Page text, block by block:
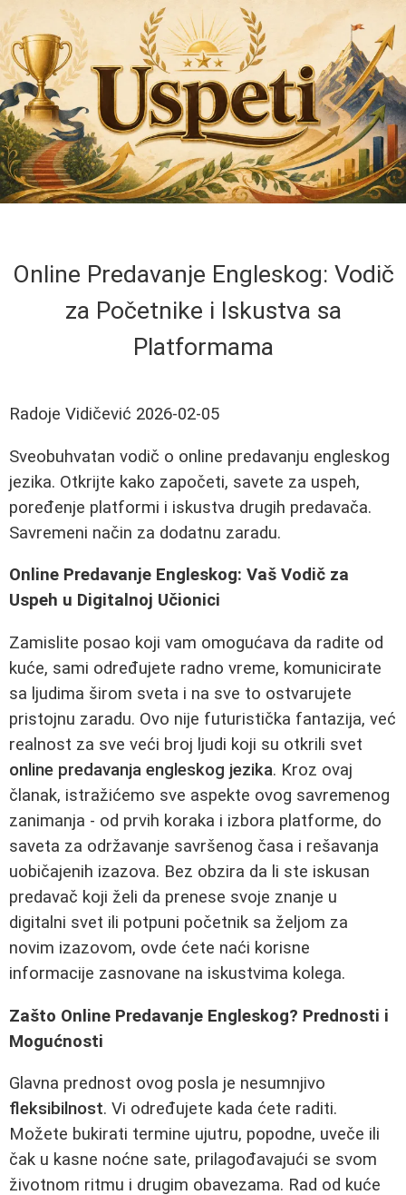
Online Predavanje Engleskog: Vodič
za Početnike i Iskustva sa
Platformama
Radoje Vidičević 2026-02-05
Sveobuhvatan vodič o online predavanju engleskog
jezika. Otkrijte kako započeti, savete za uspeh,
poređenje platformi i iskustva drugih predavača.
Savremeni način za dodatnu zaradu.
Online Predavanje Engleskog: Vaš Vodič za
Uspeh u Digitalnoj Učionici
Zamislite posao koji vam omogućava da radite od
kuće, sami određujete radno vreme, komunicirate
sa ljudima širom sveta i na sve to ostvarujete
pristojnu zaradu. Ovo nije futuristička fantazija, već
realnost za sve veći broj ljudi koji su otkrili svet
online predavanja engleskog jezika. Kroz ovaj
članak, istražićemo sve aspekte ovog savremenog
zanimanja - od prvih koraka i izbora platforme, do
saveta za održavanje savršenog časa i rešavanja
uobičajenih izazova. Bez obzira da li ste iskusan
predavač koji želi da prenese svoje znanje u
digitalni svet ili potpuni početnik sa željom za
novim izazovom, ovde ćete naći korisne
informacije zasnovane na iskustvima kolega.
Zašto Online Predavanje Engleskog? Prednosti i
Mogućnosti
Glavna prednost ovog posla je nesumnjivo
fleksibilnost. Vi određujete kada ćete raditi.
Možete bukirati termine ujutru, popodne, uveče ili
čak u kasne noćne sate, prilagođavajući se svom
životnom ritmu i drugim obavezama. Rad od kuće